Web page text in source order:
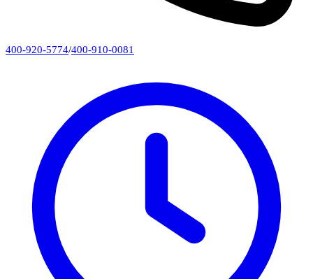
400-920-5774/400-910-0081